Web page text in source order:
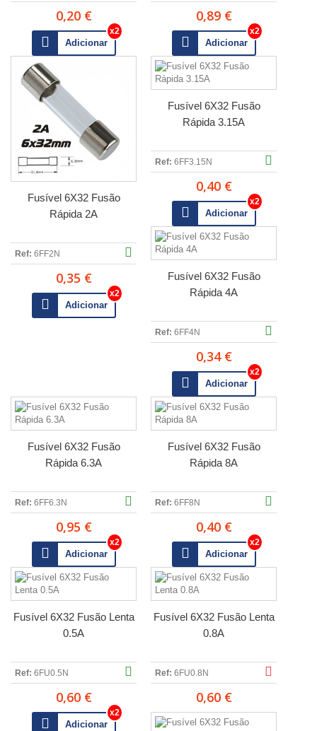
0,20 €
Adicionar
0,89 €
Adicionar
Fusível 6X32 Fusão
Rápida 2A
Ref: 6FF2N
0,35 €
Adicionar
Fusível 6X32 Fusão
Rápida 3.15A
Ref: 6FF3.15N
0,40 €
Adicionar
Fusível 6X32 Fusão
Rápida 4A
Ref: 6FF4N
0,34 €
Adicionar
Fusível 6X32 Fusão
Rápida 6.3A
Ref: 6FF6.3N
0,95 €
Adicionar
Fusível 6X32 Fusão
Rápida 8A
Ref: 6FF8N
0,40 €
Adicionar
Fusível 6X32 Fusão Lenta
0.5A
Ref: 6FU0.5N
0,60 €
Adicionar
Fusível 6X32 Fusão Lenta
0.8A
Ref: 6FU0.8N
0,60 €